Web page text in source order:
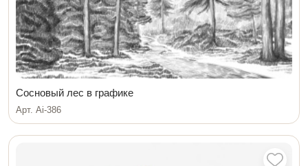
Сосновый лес в графике
Арт. Ai-386